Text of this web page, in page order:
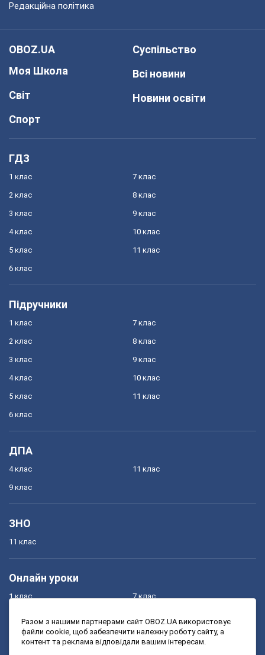
Редакційна політика
OBOZ.UA
Моя Школа
Світ
Спорт
Суспільство
Всі новини
Новини освіти
ГДЗ
1 клас
2 клас
3 клас
4 клас
5 клас
6 клас
7 клас
8 клас
9 клас
10 клас
11 клас
Підручники
1 клас
2 клас
3 клас
4 клас
5 клас
6 клас
7 клас
8 клас
9 клас
10 клас
11 клас
ДПА
4 клас
9 клас
11 клас
ЗНО
11 клас
Онлайн уроки
1 клас
3 клас
7 клас
9 клас
Разом з нашими партнерами сайт OBOZ.UA використовує
файли cookie, щоб забезпечити належну роботу сайту, а
контент та реклама відповідали вашим інтересам.